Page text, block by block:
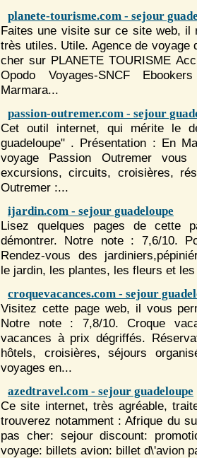
planete-tourisme.com - sejour
Faites une visite sur ce site web, il
très utiles. Utile. Agence de
cher sur PLANETE TOURISME
Opodo Voyages-SNCF
Marmara...
passion-outremer.com - sejour
Cet outil internet, qui mérite le
guadeloupe" . Présentation : En
voyage Passion Outremer
excursions, circuits, croisières,
Outremer :...
ijardin.com - sejour guadeloupe
Lisez quelques pages de cette
démontrer. Notre note : 7,6/10.
Rendez-vous des
le jardin, les plantes, les fleurs et
croquevacances.com - sejour
Visitez cette page web, il vous
Notre note : 7,8/10. Croque
vacances à prix dégriffés.
hôtels, croisières,séjours
voyages en...
azedtravel.com - sejour guadeloupe
Ce site internet, très agréable,
trouverez notamment : Afrique du
pas cher: sejourdiscount:
voyage: billets avion: billet d\'avion